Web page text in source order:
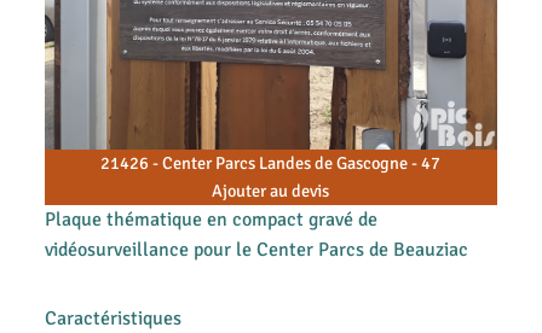
21426 - Center Parcs Landes de Gascogne - 47
Ajouter au devis
Plaque thématique en compact gravé de
vidéosurveillance pour le Center Parcs de Beauziac
Caractéristiques